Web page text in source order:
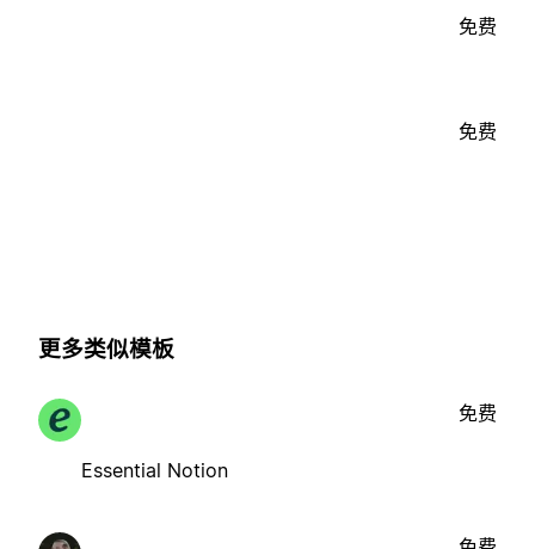
免费
免费
更多类似模板
Essential Notion
免费